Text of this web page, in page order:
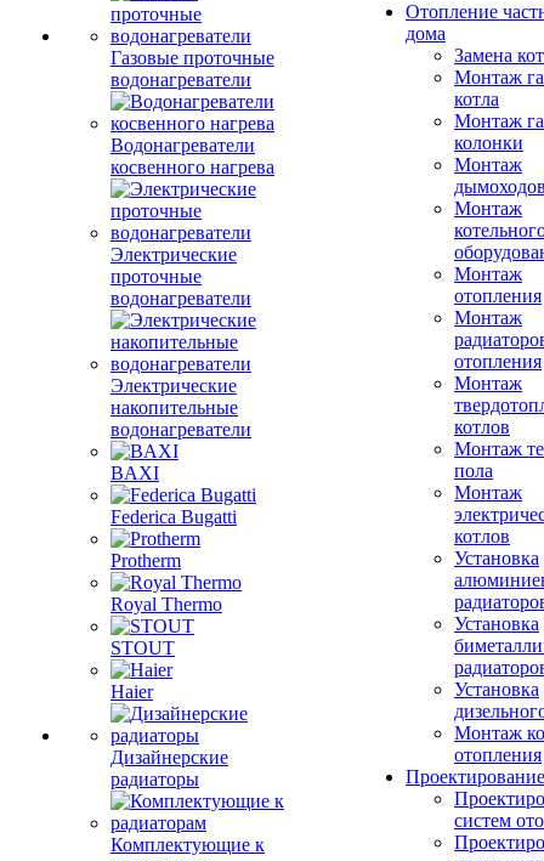
Газовые проточные
водонагреватели
Водонагреватели
косвенного нагрева
Электрические
проточные
водонагреватели
Электрические
накопительные
водонагреватели
BAXI
Federica Bugatti
Protherm
Royal Thermo
STOUT
Haier
Дизайнерские
радиаторы
Комплектующие к
Отопление
дома
Замена
Монтаж
котла
Монтаж
колонки
Монтаж
Монтаж
Монтаж
отопления
Монтаж
отопления
Монтаж
котлов
Монтаж
пола
Монтаж
котлов
Установка
Установка
Установка
Монтаж
отопления
Проектирование
систем